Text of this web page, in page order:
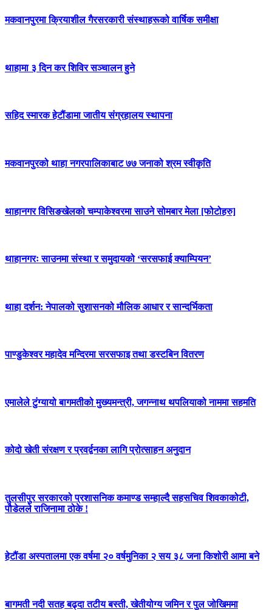
मकवानपुरमा क्रियाशील गैरसरकारी संस्थाहरूको वार्षिक समीक्षा
थाहामा ३ दिन कर शिविर सञ्चालन हुने
सहिद स्मारक हेटौंडामा जातीय संग्रहालय स्थापना
मकवानपुरको थाहा नगरपालिकाबाट ७७ जनाको श्रम स्वीकृति
थाहानगर विसिङखेलको चम्पाकेश्वरमा साउने सोमबार मेला [फोटोहरु]
थाहानगरः साउनमा संस्था र समुदायको ‘सरसफाई क्याम्पियन’
थाहा दर्शन: नेपालको सुशासनको मौलिक आधार र सान्दर्भिकता
पाण्डुकेश्वर महादेव मन्दिरमा सरसफाइ तथा डस्टबिन वितरण
एमालेले टुंग्यायो बागमतीको मुख्यमन्त्री, जगन्नाथ थपलियाको नाममा सहमति
कोदो खेती संरक्षण र प्रवर्द्वनका लागि प्रोत्साहन अनुदान
तुलसीपुर सरकारको प्रशासनिक कमाण्ड सम्हाल्दै सहसचिव शिवकाकोटी,
पौडेलले राजिनामा ठोके !
हेटौंडा अस्पतालमा एक वर्षमा २० वर्षमुनिका २ सय ३८ जना किशोरी आमा बने
बागमती नदी सतह बढ्दा तटीय बस्ती, खेतीयोग्य जमिन र पुल जोखिममा